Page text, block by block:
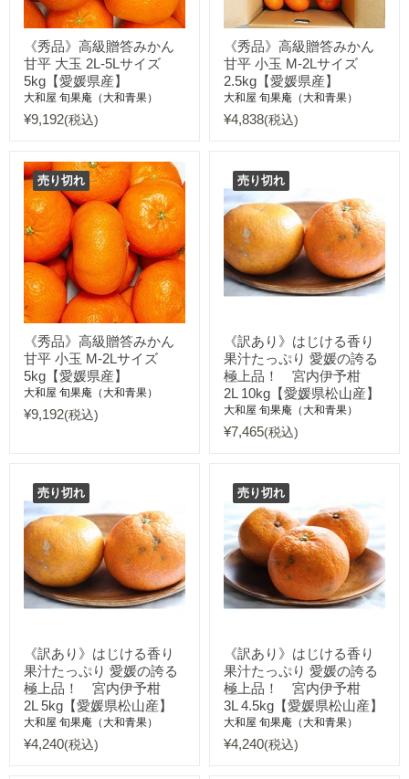
《秀品》高級贈答みかん
甘平 大玉 2L-5Lサイズ
5kg【愛媛県産】
大和屋 旬果庵（大和青果）
¥9,192(税込)
《秀品》高級贈答みかん
甘平 小玉 M-2Lサイズ
2.5kg【愛媛県産】
大和屋 旬果庵（大和青果）
¥4,838(税込)
売り切れ
《秀品》高級贈答みかん
甘平 小玉 M-2Lサイズ
5kg【愛媛県産】
大和屋 旬果庵（大和青果）
¥9,192(税込)
売り切れ
《訳あり》はじける香り
果汁たっぷり 愛媛の誇る
極上品！ 宮内伊予柑
2L 10kg【愛媛県松山産】
大和屋 旬果庵（大和青果）
¥7,465(税込)
売り切れ
《訳あり》はじける香り
果汁たっぷり 愛媛の誇る
極上品！ 宮内伊予柑
2L 5kg【愛媛県松山産】
大和屋 旬果庵（大和青果）
¥4,240(税込)
売り切れ
《訳あり》はじける香り
果汁たっぷり 愛媛の誇る
極上品！ 宮内伊予柑
3L 4.5kg【愛媛県松山産】
大和屋 旬果庵（大和青果）
¥4,240(税込)